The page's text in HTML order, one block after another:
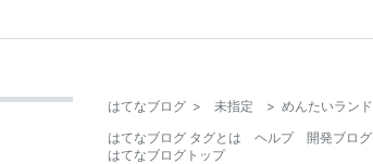
はてなブログ > 未指定 > めんたいランド
はてなブログ タグとは
ヘルプ
開発ブログ
はてなブログトップ